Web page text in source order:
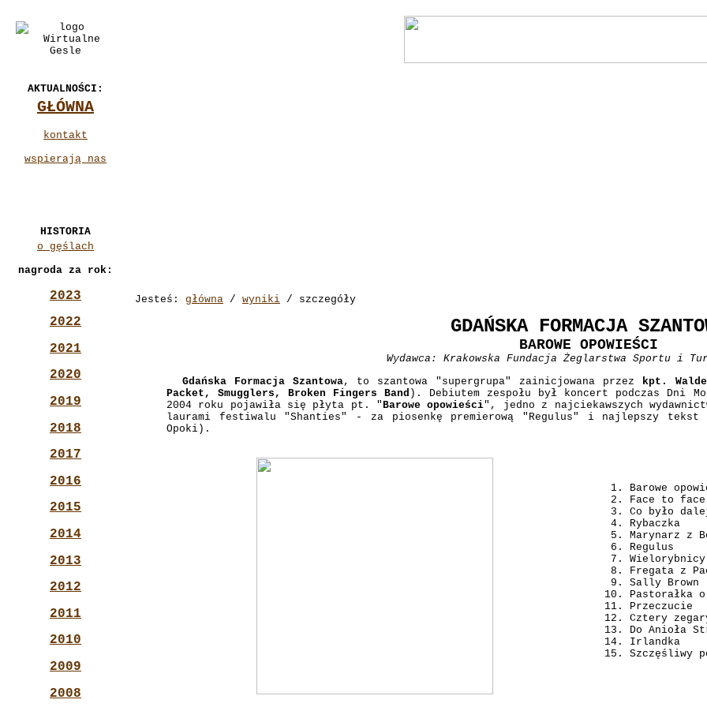
AKTUALNOŚCI:
GŁÓWNA
kontakt
wspierają nas
HISTORIA
o gęślach
nagroda za rok:
2023
2022
2021
2020
2019
2018
2017
2016
2015
2014
2013
2012
2011
2010
2009
2008
Jesteś: główna / wyniki / szczegóły
GDAŃSKA FORMACJA
BAROWE OPOWIEŚCI
Wydawca: Krakowska Fundacja Żeglarstwa Sportu i
Gdańska Formacja Szantowa, to szantowa "supergrupa" zainicjowana przez
kpt.
Packet, Smugglers, Broken Fingers Band ). Debiutem zespołu był koncert podczas Dni
2004 roku pojawiła się płyta pt. "Barowe opowieści", jedno z najciekawszych
laurami festiwalu "Shanties" - za piosenkę premierową "Regulus" i najlepszy tekst
Opoki).
Barowe
Face to face
Co było
Rybaczka
Marynarz z
Regulus
Fregata z
Sally Brown
Pastorałka
Przeczucie
Cztery
Do Anioła
Irlandka
Szczęśliwy